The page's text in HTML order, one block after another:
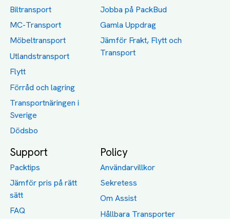
Biltransport
MC-Transport
Möbeltransport
Utlandstransport
Flytt
Förråd och lagring
Transportnäringen i
Sverige
Dödsbo
Jobba på PackBud
Gamla Uppdrag
Jämför Frakt, Flytt och
Transport
Support
Packtips
Jämför pris på rätt
sätt
FAQ
Policy
Användarvillkor
Sekretess
Om Assist
Hållbara Transporter